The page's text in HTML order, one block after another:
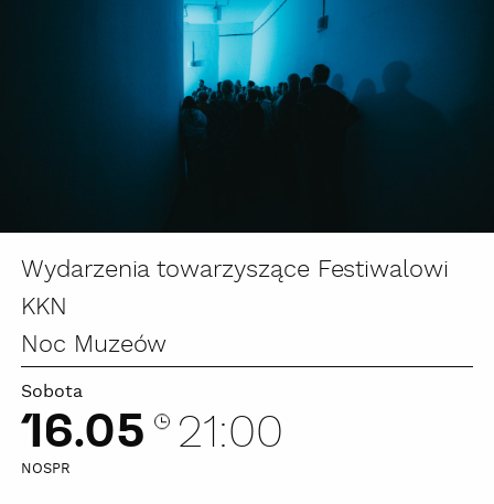
Wydarzenia towarzyszące Festiwalowi
KKN
Noc Muzeów
Sobota
16.05 21:00
NOSPR